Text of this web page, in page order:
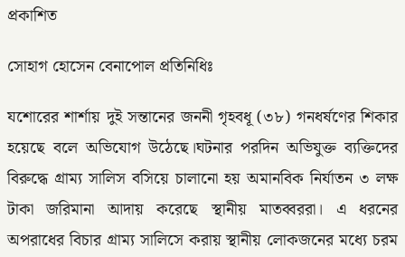
প্রকাশিত
সোহাগ হোসেন বেনাপোল প্রতিনিধিঃ
যশোরের শার্শায় দুই সন্তানের জননী গৃহবধূ (৩৮) গনধর্ষণের শিকার
হয়েছে বলে অভিযোগ উঠেছে।ঘটনার পরদিন অভিযুক্ত ব্যক্তিদের
বিরুদ্ধে গ্রাম্য সালিস বসিয়ে চালানো হয় অমানবিক নির্যাতন ৩ লক্ষ
টাকা জরিমানা আদায় করেছে স্থানীয় মাতব্বররা। এ ধরনের
অপরাধের বিচার গ্রাম্য সালিসে করায় স্থানীয় লোকজনের মধ্যে চরম